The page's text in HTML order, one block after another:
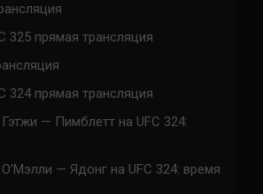
325 прямая трансляция
324 прямая трансляция
— Пимблетт на UFC 324:
— Ядонг на UFC 324: время